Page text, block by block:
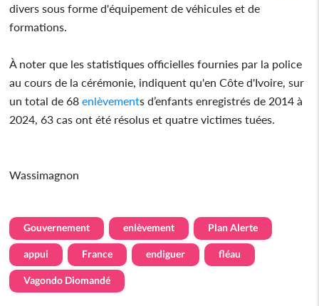
divers sous forme d'équipement de véhicules et de
formations.
À noter que les statistiques officielles fournies par la police
au cours de la cérémonie, indiquent qu'en Côte d'Ivoire, sur
un total de 68 enlèvements d’enfants enregistrés de 2014 à
2024, 63 cas ont été résolus et quatre victimes tuées.
Wassimagnon
Gouvernement enlèvement Plan Alerte
appui France endiguer fléau
Vagondo Diomandé